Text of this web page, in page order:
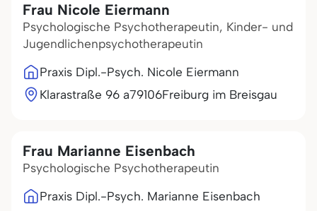
Frau Nicole Eiermann
Psychologische Psychotherapeutin, Kinder- und
Jugendlichenpsychotherapeutin
Praxis Dipl.-Psych. Nicole Eiermann
Klarastraße 96 a79106Freiburg im Breisgau
Frau Marianne Eisenbach
Psychologische Psychotherapeutin
Praxis Dipl.-Psych. Marianne Eisenbach